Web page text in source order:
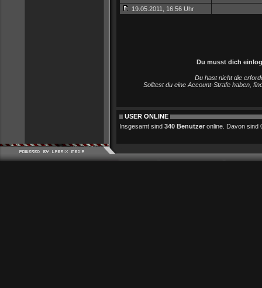
19.05.2011, 16:56 Uhr
Du musst dich
Du hast nicht die
Solltest du eine Account-Strafe haben,
USER ONLINE
Insgesamt sind 340 Benutzer online. Davon sind